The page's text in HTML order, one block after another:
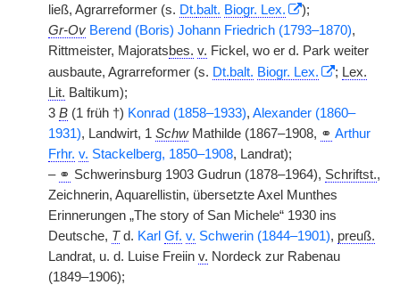
ließ, Agrarreformer (s. Dt.balt. Biogr. Lex.
);
Gr-Ov Berend (Boris) Johann Friedrich (1793–1870),
Rittmeister, Majoratsbes. v. Fickel, wo er d. Park weiter
ausbaute, Agrarreformer (s. Dt.balt. Biogr. Lex. ; Lex.
Lit. Baltikum);
3 B (1 früh †) Konrad (1858–1933), Alexander (1860–
1931), Landwirt, 1 SchwMathilde (1867–1908, ⚭ Arthur
Frhr. v. Stackelberg, 1850–1908, Landrat);
– ⚭ Schwerinsburg 1903 Gudrun (1878–1964), Schriftst.,
Zeichnerin, Aquarellistin, übersetzte Axel Munthes
Erinnerungen „The story of San Michele“ 1930 ins
Deutsche, Td. Karl Gf. v. Schwerin (1844–1901), preuß.
Landrat, u. d. Luise Freiin v. Nordeck zur Rabenau
(1849–1906);